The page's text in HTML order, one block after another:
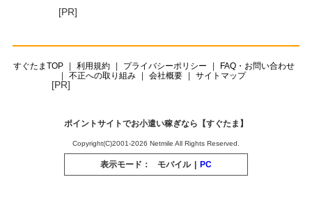
[PR]
すぐたまTOP 利用規約 プライバシーポリシー
FAQ・お問い合わせ
不正への取り組み
会社概要 サイトマップ
[PR]
ポイントサイトでお小遣い稼ぎなら【すぐたま】
Copyright(C)2001-2026 Netmile All Rights Reserved.
表示モード： モバイル | PC